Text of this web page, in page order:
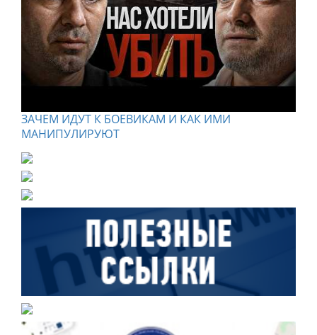
ЗАЧЕМ ИДУТ К БОЕВИКАМ И КАК ИМИ
МАНИПУЛИРУЮТ